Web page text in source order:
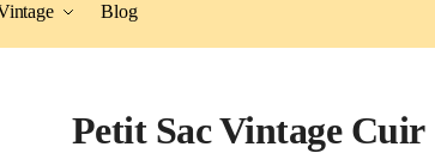
Blog
Petit Sac Vintage Cuir